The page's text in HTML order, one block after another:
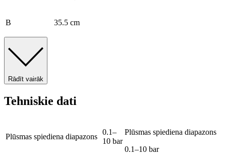
B 35.5 cm
Rādīt vairāk
Tehniskie dati
Plūsmas spiediena diapazons
0.1–
10 bar
Plūsmas spiediena diapazons
0.1–10 bar